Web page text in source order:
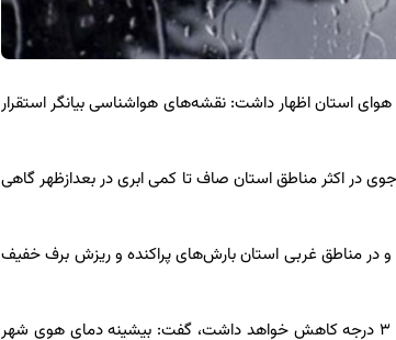
هوای استان اظهار داشت: نقشه‌های هواشناسی بیانگر استقرار
در اکثر مناطق استان صاف تا کمی ابری در بعدازظهر گاهی
و در مناطق غربی استان بارش‌های پراکنده و ریزش برف خفیف
هنرمند با اشاره به اینکه دمای هوا طی ۲۴ ساعت آینده در مناطق شمال شرق استان یک تا ۳ درجه کاهش خواهد داشت، گفت: بیشینه دمای هوی شهر